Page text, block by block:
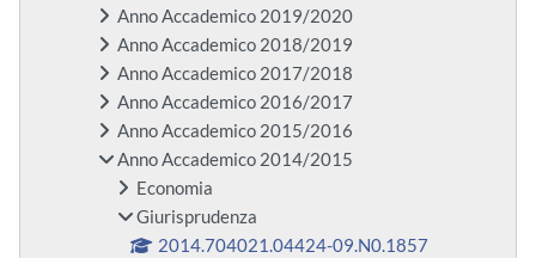
Anno Accademico 2019/2020
Anno Accademico 2018/2019
Anno Accademico 2017/2018
Anno Accademico 2016/2017
Anno Accademico 2015/2016
Anno Accademico 2014/2015
Economia
Giurisprudenza
2014.704021.04424-09.N0.1857